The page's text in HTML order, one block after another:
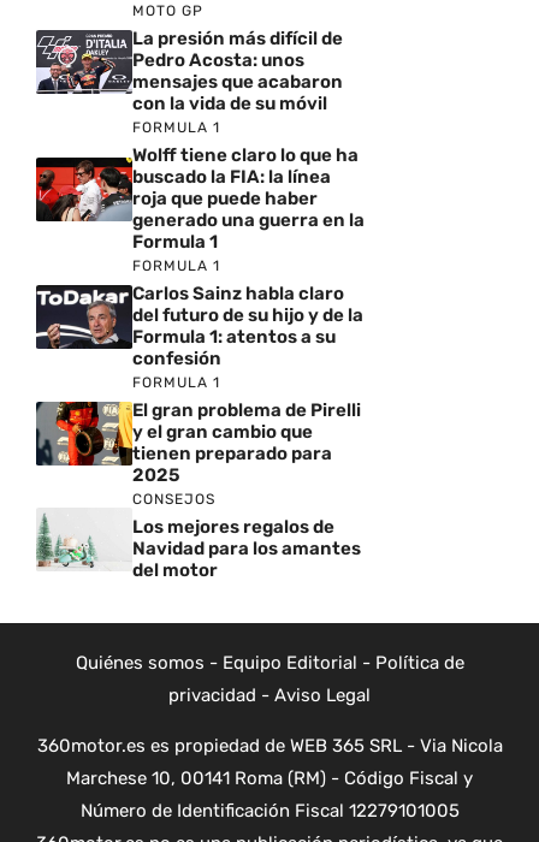
MOTO GP
La presión más difícil de
Pedro Acosta: unos
mensajes que acabaron
con la vida de su móvil
FORMULA 1
Wolff tiene claro lo que ha
buscado la FIA: la línea
roja que puede haber
generado una guerra en la
Formula 1
FORMULA 1
Carlos Sainz habla claro
del futuro de su hijo y de la
Formula 1: atentos a su
confesión
FORMULA 1
El gran problema de Pirelli
y el gran cambio que
tienen preparado para
2025
CONSEJOS
Los mejores regalos de
Navidad para los amantes
del motor
Quiénes somos - Equipo Editorial - Política de
privacidad - Aviso Legal
360motor.es es propiedad de WEB 365 SRL - Via Nicola
Marchese 10, 00141 Roma (RM) - Código Fiscal y
Número de Identificación Fiscal 12279101005